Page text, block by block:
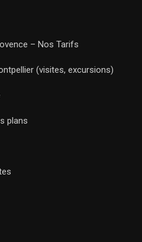
– Nos Tarifs
(visites, excursions)
plans